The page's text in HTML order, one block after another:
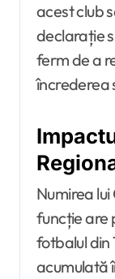
acest club
declarație
ferm de a
încrederea
Numirea
funcție are
fotbalul din
acumulată